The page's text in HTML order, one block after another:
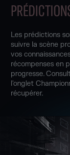
Les prédictions
suivre la scène
vos
récompenses en
progresse.
l'onglet
récupérer.